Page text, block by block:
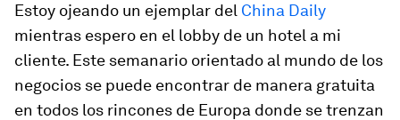
Estoy ojeando un ejemplar del China Daily
mientras espero en el lobby de un hotel a mi
cliente. Este semanario orientado al mundo de los
negocios se puede encontrar de manera gratuita
en todos los rincones de Europa donde se trenzan